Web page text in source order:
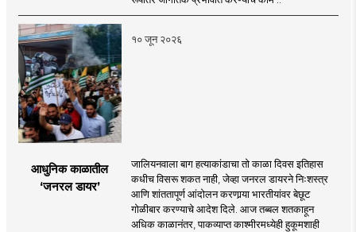
१० जून २०२६
आधुनिक काळातील
‘जनरल डायर’
जालियनवाला बाग हत्याकांडाचा तो काळा दिवस इतिहास
कधीच विसरू शकत नाही, जेव्हा जनरल डायरने निःशस्त्र
आणि शांततापूर्ण आंदोलन करणार्‍या भारतीयांवर बेछूट
गोळीबार करण्याचे आदेश दिले. आज तब्बल शतकाहून
अधिक काळानंतर, पाकव्याप्त काश्मीरमध्येही हुकूमशाही